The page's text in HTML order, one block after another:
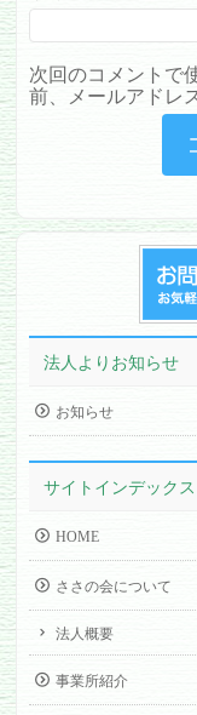
次回のコメントで
前、メールアドレ
法人よりお知らせ
お知らせ
サイトインデックス
HOME
ささの会について
法人概要
事業所紹介